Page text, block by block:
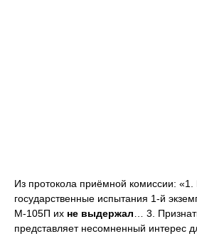
Из протокола приёмной комиссии:
государственные испытания 1-й
М-105П их не выдержал … 3.
представляет несомненный интерес